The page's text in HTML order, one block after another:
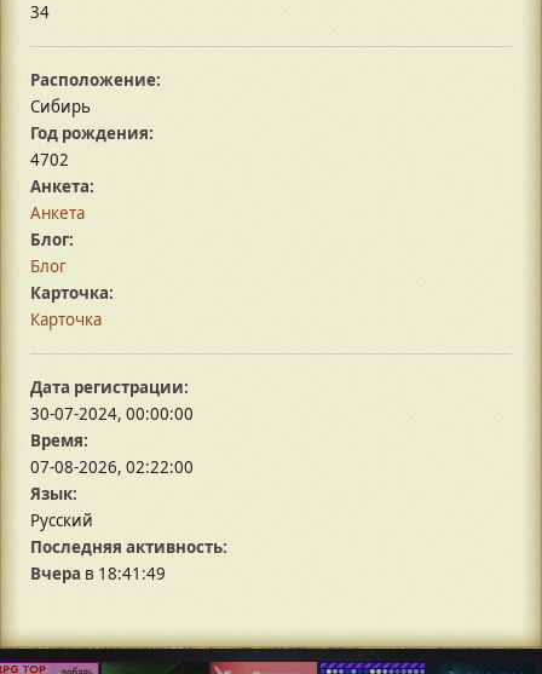
34
Расположение:
Сибирь
Год рождения:
4702
Анкета:
Анкета
Блог:
Блог
Карточка:
Карточка
Дата регистрации:
30-07-2024, 00:00:00
Время:
07-08-2026, 02:22:00
Язык:
Русский
Последняя активность:
Вчера в 18:41:49